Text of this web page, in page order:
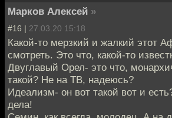
Марков Алексей »
#16 | 27.03.20 15:18
Какой-то мерзкий и жалкий этот
смотреть. Это что, какой-то
Двуглавый Орел- это что,
такой? Не на ТВ, надеюсь?
Идеализм- он вот такой вот и
дела!